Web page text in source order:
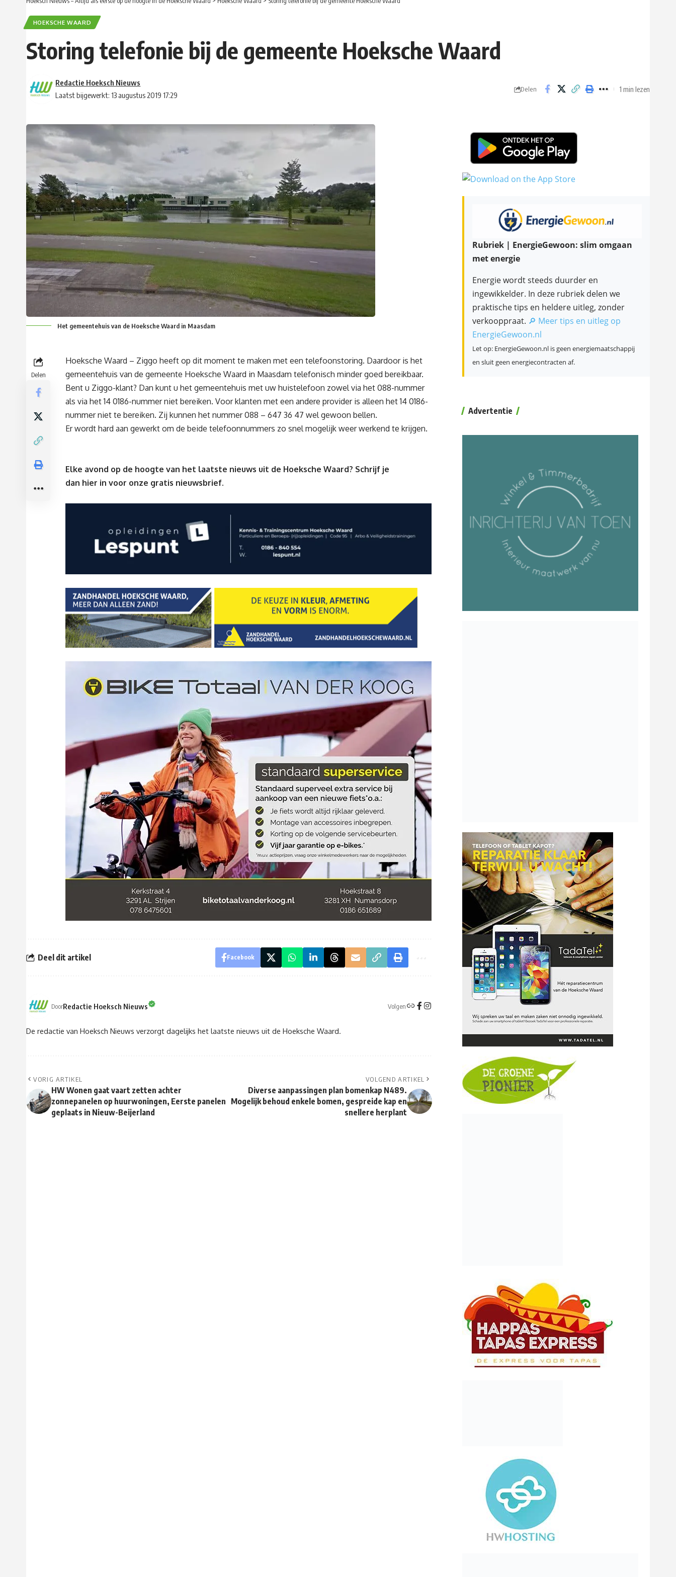
HOEKSCHE WAARD
Storing telefonie bij de gemeente Hoeksche Waard
Laatst bijgewerkt: 13 augustus 2019 17:29
Redactie Hoeksch Nieuws
Delen 1 min lezen
Het gemeentehuis van de Hoeksche Waard in Maasdam
Delen
Hoeksche Waard – Ziggo heeft op dit moment te maken met een telefoonstoring. Daardoor is het
gemeentehuis van de gemeente Hoeksche Waard in Maasdam telefonisch minder goed bereikbaar.
Bent u Ziggo-klant? Dan kunt u het gemeentehuis met uw huistelefoon zowel via het 088-nummer
als via het 14 0186-nummer niet bereiken. Voor klanten met een andere provider is alleen het 14 0186-
nummer niet te bereiken. Zij kunnen het nummer 088 – 647 36 47 wel gewoon bellen.
Er wordt hard aan gewerkt om de beide telefoonnummers zo snel mogelijk weer werkend te krijgen.
Elke avond op de hoogte van het laatste nieuws uit de Hoeksche Waard? Schrijf je
dan hier in voor onze gratis nieuwsbrief.
Deel dit artikel Facebook
DoorRedactie Hoeksch Nieuws Volgen
De redactie van Hoeksch Nieuws verzorgt dagelijks het laatste nieuws uit de Hoeksche Waard.
VORIG ARTIKEL
HW Wonen gaat vaart zetten achter
zonnepanelen op huurwoningen, Eerste panelen
geplaats in Nieuw-Beijerland
VOLGEND ARTIKEL
Diverse aanpassingen plan bomenkap N489.
Mogelijk behoud enkele bomen, gespreide kap en
snellere herplant
Rubriek | EnergieGewoon: slim omgaan
met energie
Energie wordt steeds duurder en
ingewikkelder. In deze rubriek delen we
praktische tips en heldere uitleg, zonder
verkooppraat. 🔎 Meer tips en uitleg op
EnergieGewoon.nl
Let op: EnergieGewoon.nl is geen energiemaatschappij
en sluit geen energiecontracten af.
Advertentie